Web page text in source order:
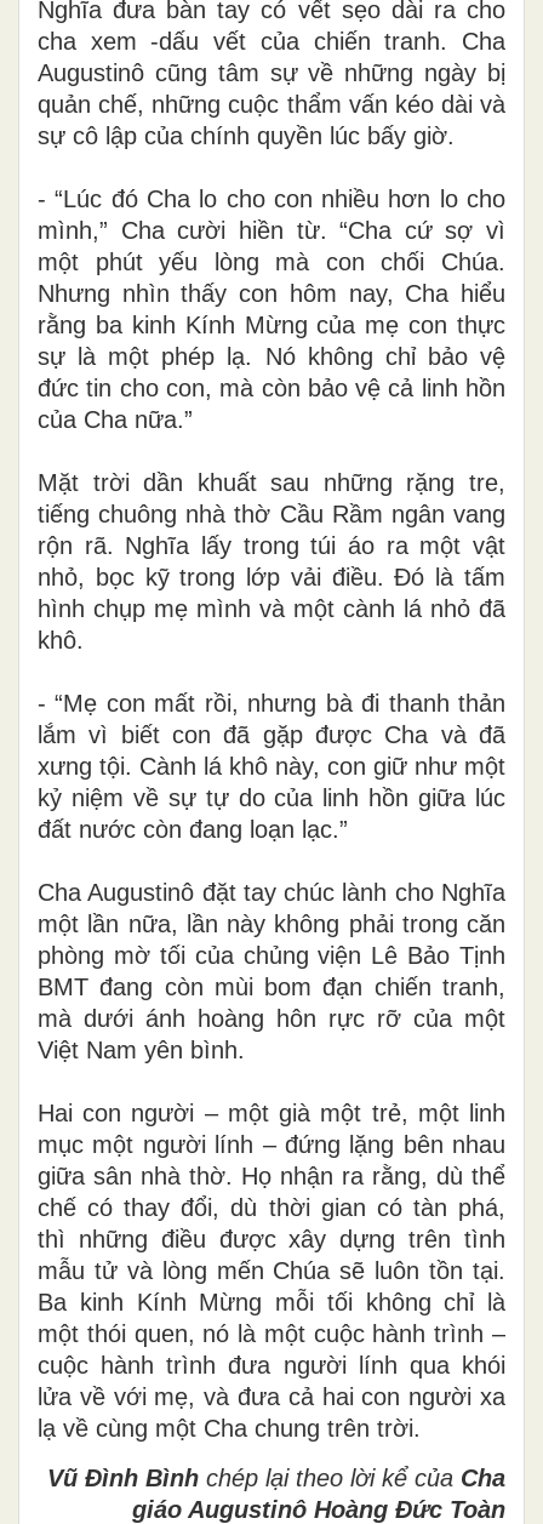
Nghĩa đưa bàn tay có vết sẹo dài ra cho
cha xem -dấu vết của chiến tranh. Cha
Augustinô cũng tâm sự về những ngày bị
quản chế, những cuộc thẩm vấn kéo dài và
sự cô lập của chính quyền lúc bấy giờ.
- “Lúc đó Cha lo cho con nhiều hơn lo cho
mình,” Cha cười hiền từ. “Cha cứ sợ vì
một phút yếu lòng mà con chối Chúa.
Nhưng nhìn thấy con hôm nay, Cha hiểu
rằng ba kinh Kính Mừng của mẹ con thực
sự là một phép lạ. Nó không chỉ bảo vệ
đức tin cho con, mà còn bảo vệ cả linh hồn
của Cha nữa.”
Mặt trời dần khuất sau những rặng tre,
tiếng chuông nhà thờ Cầu Rầm ngân vang
rộn rã. Nghĩa lấy trong túi áo ra một vật
nhỏ, bọc kỹ trong lớp vải điều. Đó là tấm
hình chụp mẹ mình và một cành lá nhỏ đã
khô.
- “Mẹ con mất rồi, nhưng bà đi thanh thản
lắm vì biết con đã gặp được Cha và đã
xưng tội. Cành lá khô này, con giữ như một
kỷ niệm về sự tự do của linh hồn giữa lúc
đất nước còn đang loạn lạc.”
Cha Augustinô đặt tay chúc lành cho Nghĩa
một lần nữa, lần này không phải trong căn
phòng mờ tối của chủng viện Lê Bảo Tịnh
BMT đang còn mùi bom đạn chiến tranh,
mà dưới ánh hoàng hôn rực rỡ của một
Việt Nam yên bình.
Hai con người – một già một trẻ, một linh
mục một người lính – đứng lặng bên nhau
giữa sân nhà thờ. Họ nhận ra rằng, dù thể
chế có thay đổi, dù thời gian có tàn phá,
thì những điều được xây dựng trên tình
mẫu tử và lòng mến Chúa sẽ luôn tồn tại.
Ba kinh Kính Mừng mỗi tối không chỉ là
một thói quen, nó là một cuộc hành trình –
cuộc hành trình đưa người lính qua khói
lửa về với mẹ, và đưa cả hai con người xa
lạ về cùng một Cha chung trên trời.
Vũ Đình Bình chép lại theo lời kể của Cha
giáo Augustinô Hoàng Đức Toàn